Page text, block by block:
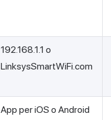
192.168.1.1 o
LinksysSmartWiFi.com
App per iOS o Android